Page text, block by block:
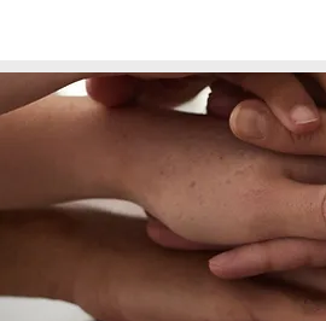
➔ Recogemos en
gratuito.
➔ Realizamos
➔ Como entidad que
y al objeto social que